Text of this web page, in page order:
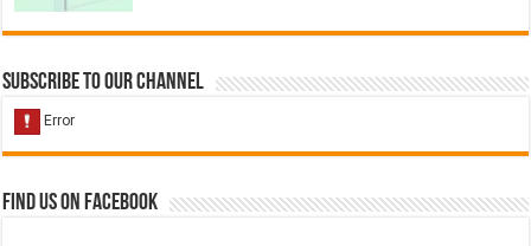
Subscribe to our Channel
Find us on Facebook